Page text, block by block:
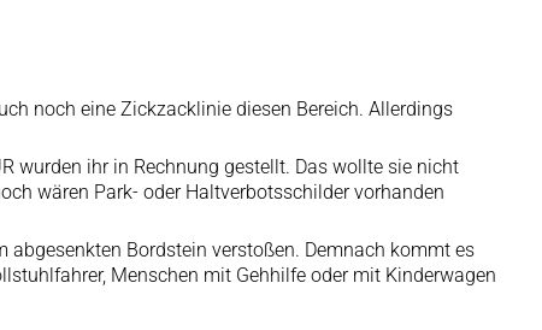
noch eine Zickzacklinie diesen Bereich. Allerdings
wurden ihr in Rechnung gestellt. Das wollte sie nicht
wären Park- oder Haltverbotsschilder vorhanden
abgesenkten Bordstein verstoßen. Demnach kommt es
Menschen mit Gehhilfe oder mit Kinderwagen